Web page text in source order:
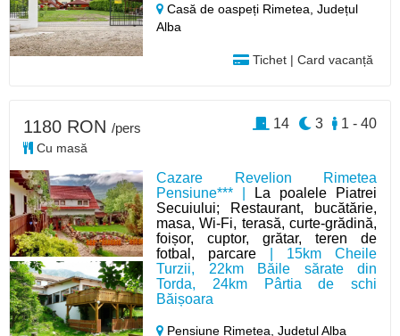
Casă de oaspeți Rimetea,Județul
Alba
Tichet | Card vacanță
Cazare Revelion Rimetea
Pensiune*** |
La poalele Piatrei
Secuiului; Restaurant, bucătărie,
masa, Wi‑Fi, terasă, curte‑grădină,
foișor, cuptor, grătar, teren de
fotbal, parcare | 15km Cheile
Turzii, 22km Băile sărate din
Torda, 24km Pârtia de schi
Băișoara
Pensiune Rimetea,Județul Alba
1180 RON /pers
Cu masă
1 - 40
3
14